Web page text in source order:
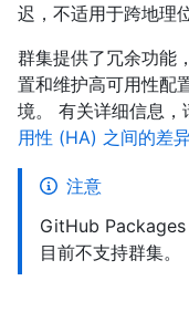
迟，不适用于跨地理
群集提供了冗余功能
置和维护高可用性配
境。 有关详细信息，
用性 (HA) 之间的差
注意
GitHub
目前不支持群集。